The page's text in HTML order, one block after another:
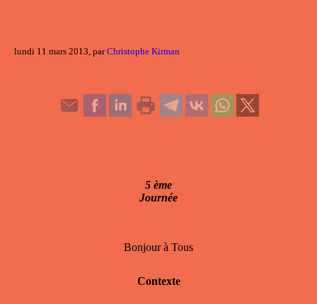
lundi 11 mars 2013, parChristophe Kirman
5 ème
Journée
Bonjour à Tous
Contexte